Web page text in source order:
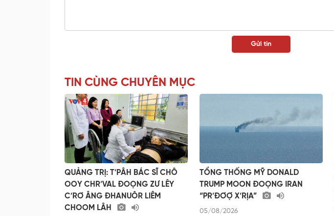
TIN CÙNG CHUYÊN MỤC
QUẢNG TRỊ: T’PÂH BÁC SĨ CHÔ
OOY CHR’VAL ĐOỌNG ZƯ LÊY
C’RƠ ÂNG ĐHANUÔR LIÊM
CHOOM LÂH
TỔNG THỐNG MỸ DONALD
TRUMP MOON ĐOỌNG IRAN
“PR’ĐƠỢ X’RỊA”
05/08/2026